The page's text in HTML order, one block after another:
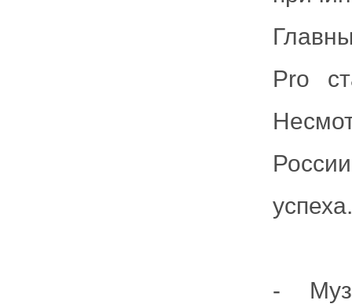
Pro
успеха.
-